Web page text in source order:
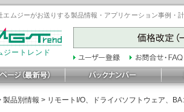
エムジーがお送りする製品情報・アプリケーション事例
ジートレンド
製品別情報 > リモートI/O、ドライバソフトウェア、